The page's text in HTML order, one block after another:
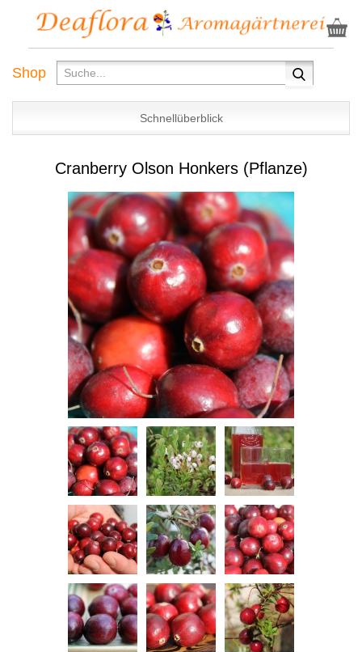
Shop
Schnellüberblick
Cranberry Olson Honkers (Pflanze)